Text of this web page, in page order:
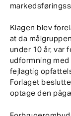
Klagen blev
at da
under 10 år, var
udformning
fejlagtig
Forlaget
optage den